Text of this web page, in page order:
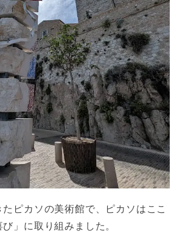
ピカソの美術館で、ピカソはここ
」に取り組みました。